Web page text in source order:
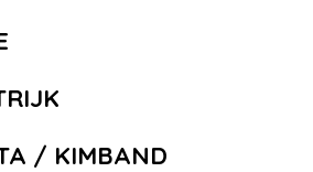
/ KIMBAND